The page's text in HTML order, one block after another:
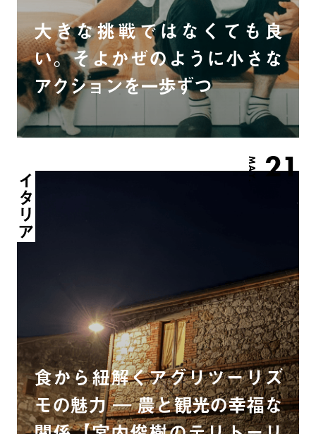
大きな挑戦ではなくても良
い。そよかぜのように小さな
アクションを一歩ずつ
MAY. 21
イタリア
食から紐解くアグリツーリズ
モの魅力 ― 農と観光の幸福な